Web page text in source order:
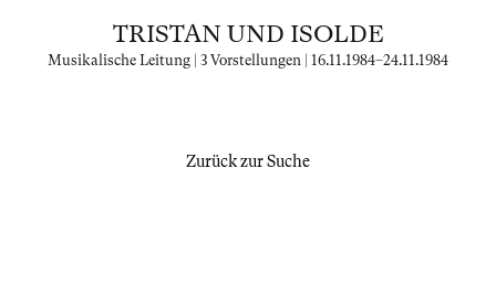
TRISTAN UND ISOLDE
Musikalische Leitung | 3 Vorstellungen | 16.11.1984–24.11.1984
Zurück zur Suche